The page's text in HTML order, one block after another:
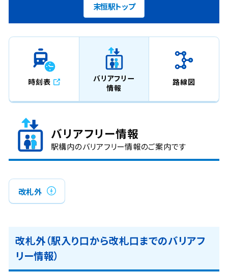
末恒駅トップ
時刻表
バリアフリー
情報
路線図
バリアフリー情報
駅構内のバリアフリー情報のご案内です
改札外
改札外（駅入り口から改札口までのバリアフ
リー情報）